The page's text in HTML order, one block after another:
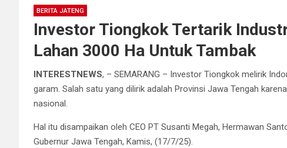
BERITA JATENG
Investor Tiongkok Tertarik
Lahan 3000 Ha Untuk Tambak
INTERESTNEWS, – SEMARANG – Investor Tiongkok melirik
garam. Salah satu yang dilirik adalah Provinsi Jawa Tengah
nasional.
Hal itu disampaikan oleh CEO PT Susanti Megah, Hermawan
Gubernur Jawa Tengah, Kamis, (17/7/25).